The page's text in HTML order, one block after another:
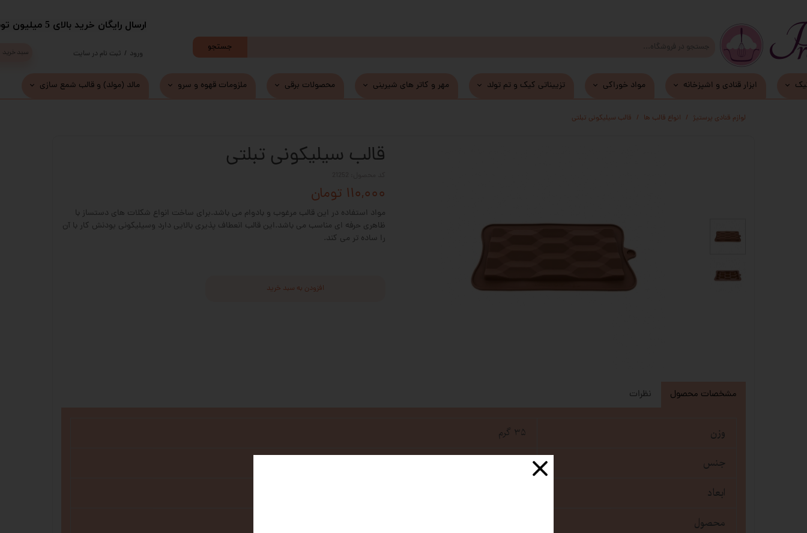
جستجو سبد خرید ورود / ثبت نام در سایت
حساب کاربری من
ابزار قنادی و اشپزخانه مواد خوراکی تزییناتی کیک و تم تولد مهر و کاتر های شیرینی محصولات برقی ملزومات قهوه و سرو مالد (مولد) و قالب شمع سازی
​ارسال رایگان خرید بالای 5 میلیون تومان با پست
لوازم قنادی پرستیژ انواع قالب ها قالب سیلیکونی تبلتی
قالب سیلیکونی تبلتی
۱۱۰,۰۰۰ تومان
مواد استفاده در این قالب مرغوب و بادوام می باشد.برای ساخت انواع شکلات های دستساز با
ظاهری حرفه ای مناسب می باشد.این قالب انعطاف پذیری بالایی دارد وسیلیکونی بودنش کار با آن
را ساده تر می کند.
افزودن به سبد خرید
مشخصات محصول نظرات
وزن ۳۵ گرم
جنس
ابعاد
محصول